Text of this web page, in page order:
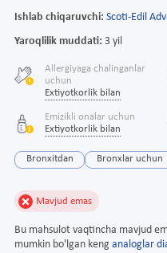
Ishlab chiqaruvchi: Scoti-Edil
Yaroqlilik muddati: 3 yil
Allergiyaga chalinganlar
uchun
Extiyotkorlik bilan
Emizikli onalar uchun
Extiyotkorlik bilan
Bronxitdan Bronxlar uchun
Mavjud emas
Bu mahsulot vaqtincha mavjud
mumkin bo'lgan keng analoglar